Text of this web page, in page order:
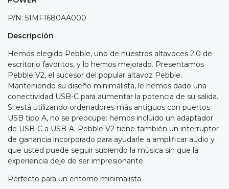
P/N: 51MF1680AA000
Descripción
Hemos elegido Pebble, uno de nuestros altavoces 2.0 de
escritorio favoritos, y lo hemos mejorado. Presentamos
Pebble V2, el sucesor del popular altavoz Pebble.
Manteniendo su diseño minimalista, le hemos dado una
conectividad USB-C para aumentar la potencia de su salida.
Si está utilizando ordenadores más antiguos con puertos
USB tipo A, no se preocupe: hemos incluido un adaptador
de USB-C a USB-A. Pebble V2 tiene también un interruptor
de ganancia incorporado para ayudarle a amplificar audio y
que usted puede seguir subiendo la música sin que la
experiencia deje de ser impresionante.
Perfecto para un entorno minimalista